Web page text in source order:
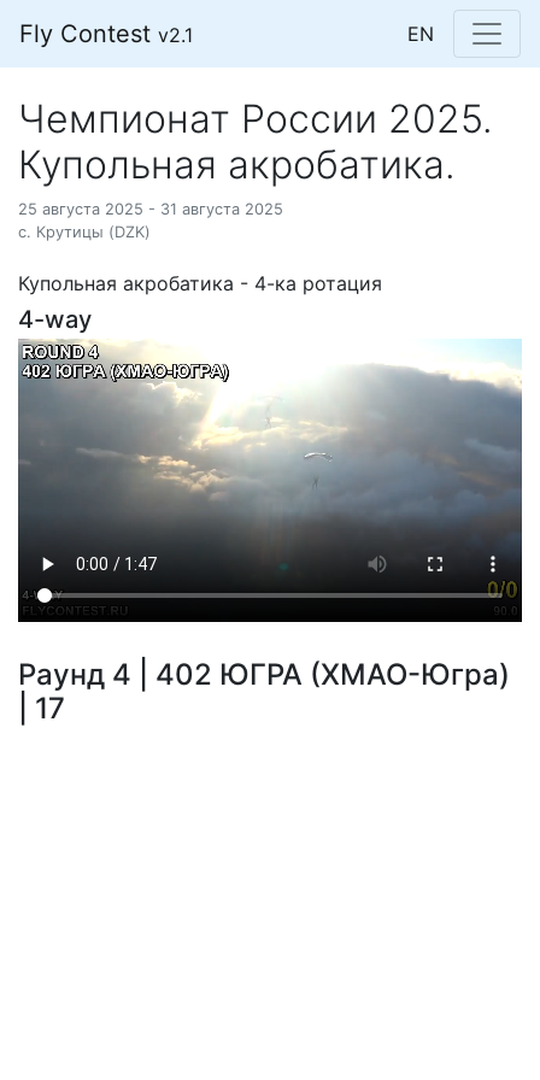
Fly Contest v2.1 EN
Чемпионат России 2025.
Купольная акробатика.
25 августа 2025 - 31 августа 2025
с. Крутицы (DZK)
Купольная акробатика - 4-ка ротация
4-way
Раунд 4 | 402 ЮГРА (ХМАО-Югра)
| 17